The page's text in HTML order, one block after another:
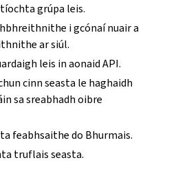
grúpa leis.
i gcónaí nuair a
ar siúl.
leis in aonaid API.
cinn seasta le haghaidh
sa sreabhadh oibre
feabhsaithe do Bhurmais.
truflais seasta.